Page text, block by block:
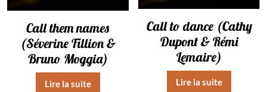
Call them names
(Séverine Fillion &
Bruno Moggia)
Lire la suite
Call to dance (Cathy
Dupont & Rémi
Lemaire)
Lire la suite